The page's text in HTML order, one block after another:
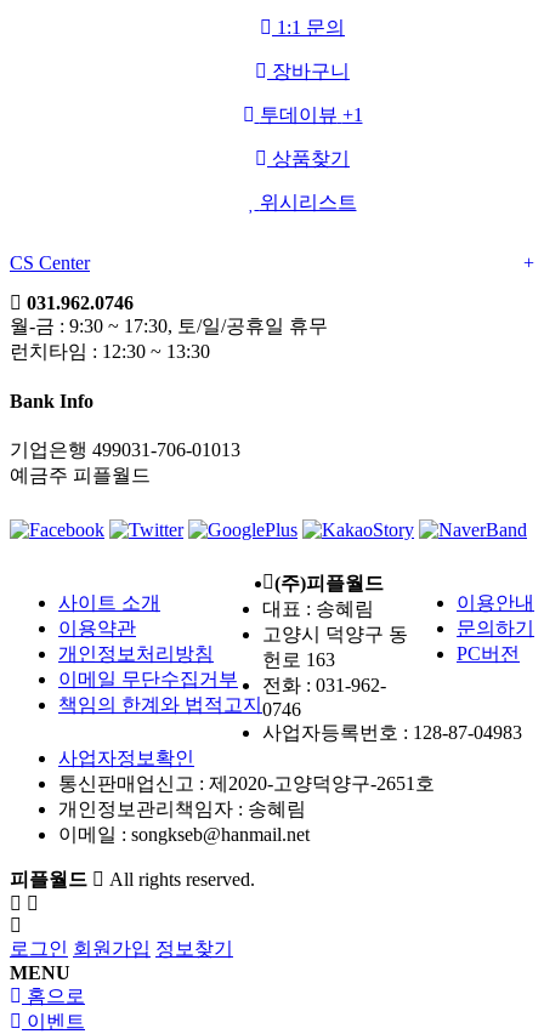
1:1 문의
장바구니
투데이뷰 +1
상품찾기
위시리스트
+
CS Center
031.962.0746
월-금 : 9:30 ~ 17:30, 토/일/공휴일 휴무
런치타임 : 12:30 ~ 13:30
Bank Info
기업은행 499031-706-01013
예금주 피플월드
사이트 소개
이용약관
개인정보처리방침
이메일 무단수집거부
책임의 한계와 법적고지
이용안내
문의하기
PC버전
(주)피플월드
대표 : 송혜림
고양시 덕양구 동
헌로 163
전화 : 031-962-
0746
사업자등록번호 : 128-87-04983
사업자정보확인
통신판매업신고 : 제2020-고양덕양구-2651호
개인정보관리책임자 : 송혜림
이메일 : songkseb@hanmail.net
피플월드 All rights reserved.
로그인 회원가입 정보찾기
MENU
홈으로
이벤트